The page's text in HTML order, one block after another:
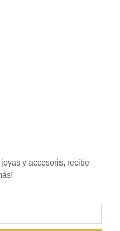
y accesoris, recibe